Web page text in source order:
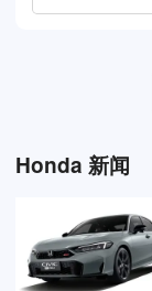
Honda 新闻